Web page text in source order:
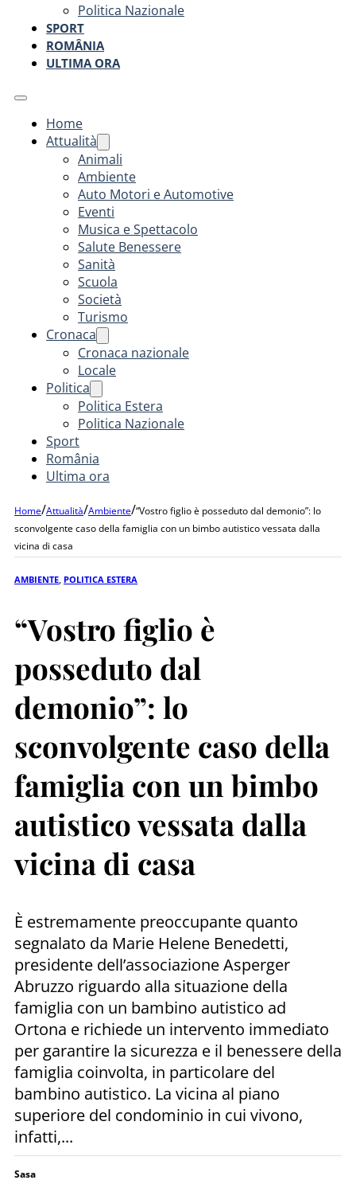
Politica Nazionale
SPORT
ROMÂNIA
ULTIMA ORA
Home
Attualità
Animali
Ambiente
Auto Motori e Automotive
Eventi
Musica e Spettacolo
Salute Benessere
Sanità
Scuola
Società
Turismo
Cronaca
Cronaca nazionale
Locale
Politica
Politica Estera
Politica Nazionale
Sport
România
Ultima ora
Home/Attualità/Ambiente/“Vostro figlio è posseduto dal demonio”: lo
sconvolgente caso della famiglia con un bimbo autistico vessata dalla
vicina di casa
AMBIENTE POLITICA ESTERA
“Vostro figlio è
posseduto dal
demonio”: lo
sconvolgente caso della
famiglia con un bimbo
autistico vessata dalla
vicina di casa
È estremamente preoccupante quanto
segnalato da Marie Helene Benedetti,
presidente dell’associazione Asperger
Abruzzo riguardo alla situazione della
famiglia con un bambino autistico ad
Ortona e richiede un intervento immediato
per garantire la sicurezza e il benessere della
famiglia coinvolta, in particolare del
bambino autistico. La vicina al piano
superiore del condominio in cui vivono,
infatti,...
Sasa